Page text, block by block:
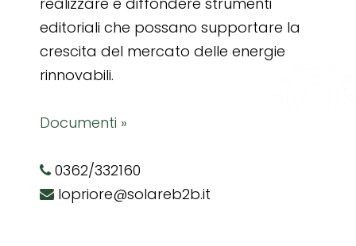
editoriali che possano supportare la
crescita del mercato delle energie
rinnovabili.
Documenti »
0362/332160
lopriore@solareb2b.it